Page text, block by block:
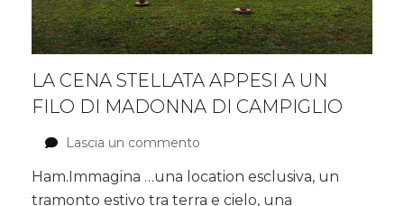
LA CENA STELLATA APPESI A UN
FILO DI MADONNA DI CAMPIGLIO
Lascia un commento
cena
stellata
Ham.Immagina …una location esclusiva, un
tramonto estivo tra terra e cielo, una